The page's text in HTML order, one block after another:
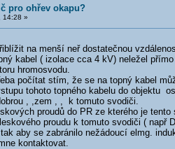
pro ohřev okapu?
14:28 »
na menší neř dostatečnou
kabel ( izolace cca 4 kV) neležel
hromosvodu.
počítat stím, že se na topný kabel
tohoto topného kabelu do objektu
, ,zem , , k tomuto svodiči.
proudů do PR ze kterého je
proudu k tomuto svodiči ( např
aby se zabránilo nežádoucí elmg.
kontaktovat.